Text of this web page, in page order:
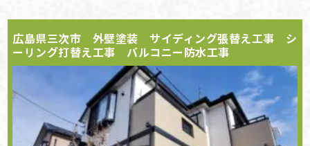
広島県三次市 外壁塗装 サイディング張替え工事 シ
ーリング打替え工事 バルコニー防水工事